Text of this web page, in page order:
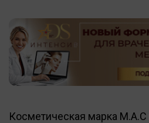
Косметическая марка